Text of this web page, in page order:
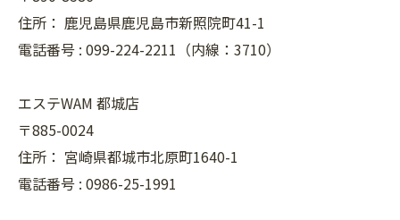
住所： 鹿児島県鹿児島市新照院町41-1
電話番号 : 099-224-2211（内線：3710）
エステWAM 都城店
〒885-0024
住所： 宮崎県都城市北原町1640-1
電話番号 : 0986-25-1991